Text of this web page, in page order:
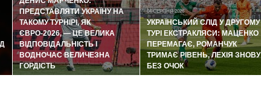
ПРЕДСТАВЛЯТИ УКРАЇНУ НА
ТАКОМУ ТУРНІРІ, ЯК
ЄВРО-2026, — ЦЕ ВЕЛИКА
ВІДПОВІДАЛЬНІСТЬ І
ВОДНОЧАС ВЕЛИЧЕЗНА
ГОРДІСТЬ
04 СЕРПНЯ 2026
УКРАЇНСЬКИЙ СЛІД У ДРУГОМУ
ТУРІ ЕКСТРАКЛЯСИ: МАЦЕНКО
ПЕРЕМАГАЄ, РОМАНЧУК
ТРИМАЄ РІВЕНЬ, ЛЕХІЯ ЗНОВУ
БЕЗ ОЧОК